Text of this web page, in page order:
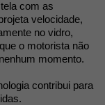
com as
velocidade,
no vidro,
o motorista não
momento.
contribui para